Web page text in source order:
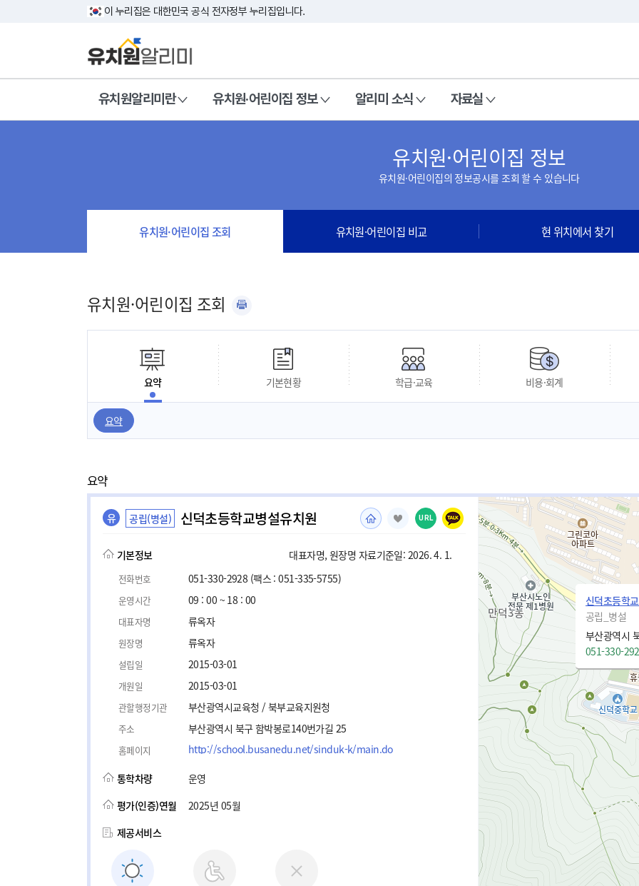
이 누리집은 대한민국 공식 전자정부 누리집입니다.
유치원알리미란 유치원·어린이집 정보 알리미 소식 자료실
유치원·어린이집 정보
유치원·어린이집의 정보공시를 조회 할 수 있습니다
유치원·어린이집 조회 유치원·어린이집 비교 현 위치에서 찾기
유치원·어린이집 조회
요약 기본현황 학급·교육 비용·회계
요약
요약
유 공립(병설) 신덕초등학교병설유치원 URL
기본정보 대표자명, 원장명 자료기준일: 2026. 4. 1.
전화번호 051-330-2928 (팩스 : 051-335-5755)
운영시간 09 : 00 ~ 18 : 00
대표자명 류옥자
원장명 류옥자
설립일 2015-03-01
개원일 2015-03-01
관할행정기관 부산광역시교육청 / 북부교육지원청
주소 부산광역시 북구 함박봉로140번가길 25
홈페이지 http://school.busanedu.net/sinduk-k/main.do
통학차량
운영
평가(인증)연월
2025년 05월
제공서비스
신덕초등학
공립_병설
부산광역시
051-330-